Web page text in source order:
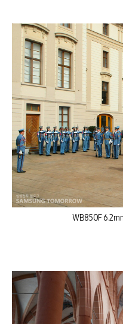
WB850F